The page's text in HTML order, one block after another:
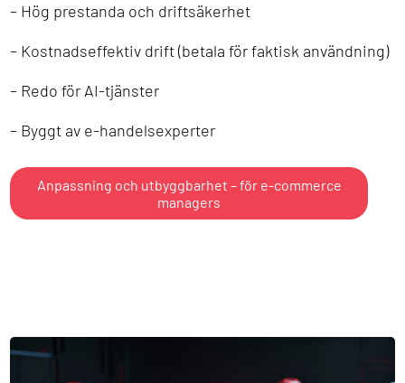
– Hög prestanda och driftsäkerhet
– Kostnadseffektiv drift (betala för faktisk användning)
– Redo för AI-tjänster
– Byggt av e-handelsexperter
Anpassning och utbyggbarhet – för e-commerce
managers